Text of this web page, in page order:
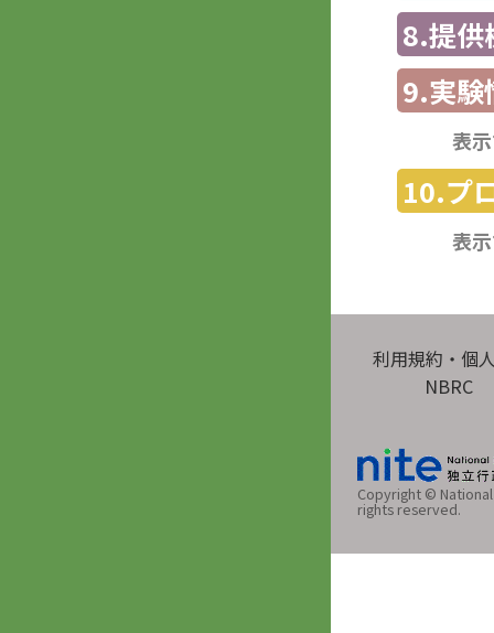
8.提供
9.実験
表
10.プ
表
利用規約・個
NBRC
Copyright ©
rights reserved.